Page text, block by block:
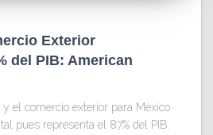
Exterior
del PIB: American
el comercio exterior para México
pues representa el 87% del PIB.